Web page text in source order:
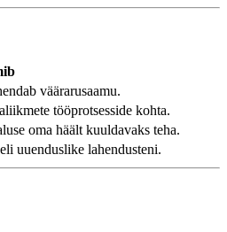
väärarusaamu.
tööprotsesside kohta.
oma häält kuuldavaks teha.
uuenduslike lahendusteni.